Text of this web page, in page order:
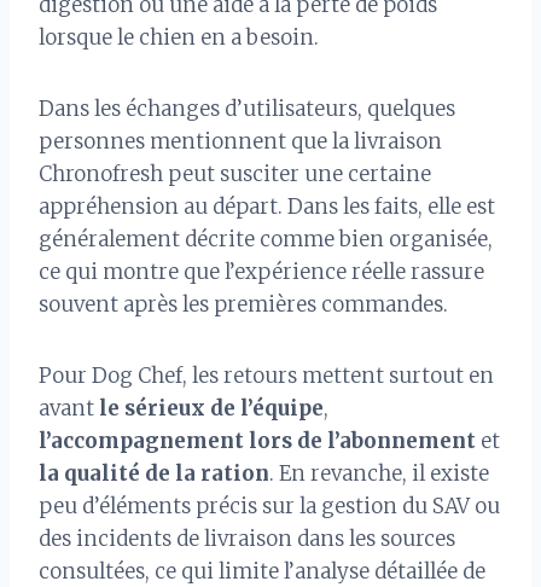
lorsque le chien en a besoin.
Dans les échanges d’utilisateurs, quelques
personnes mentionnent que la livraison
Chronofresh peut susciter une certaine
appréhension au départ. Dans les faits, elle est
généralement décrite comme bien organisée,
ce qui montre que l’expérience réelle rassure
souvent après les premières commandes.
Pour Dog Chef, les retours mettent surtout en
avant le sérieux de l’équipe,
l’accompagnement lors de l’abonnement et
la qualité de la ration. En revanche, il existe
peu d’éléments précis sur la gestion du SAV ou
des incidents de livraison dans les sources
consultées, ce qui limite l’analyse détaillée de